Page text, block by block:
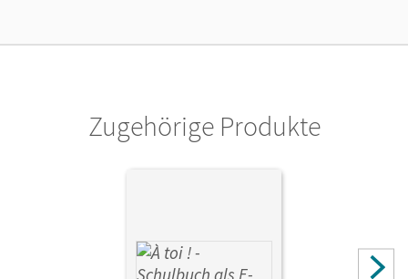
Zugehörige Produkte